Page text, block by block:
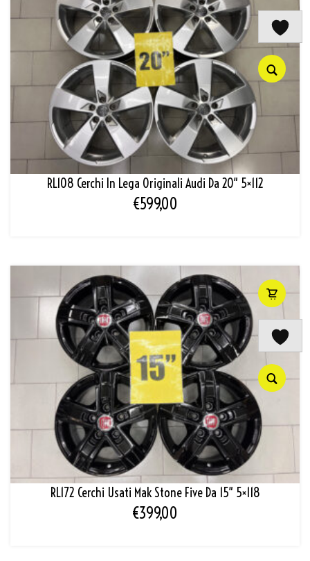
RL108 Cerchi In Lega Originali Audi Da 20″ 5×112
€599,00
RL172 Cerchi Usati Mak Stone Five Da 15″ 5×118
€399,00